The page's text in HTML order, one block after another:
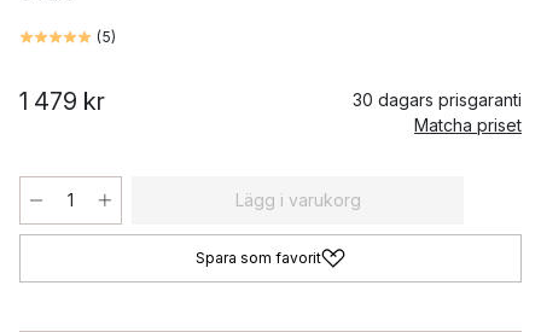
(5)
1 479 kr
30 dagars prisgaranti
Matcha priset
Lägg i varukorg
Spara som favorit